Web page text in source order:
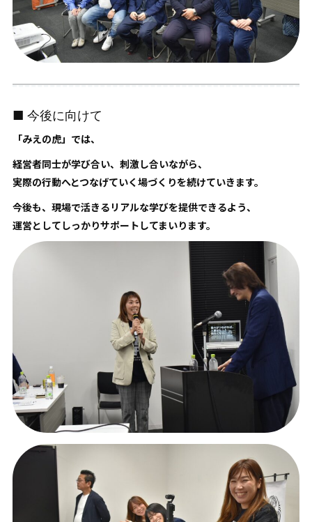
■ 今後に向けて
「みえの虎」では、
経営者同士が学び合い、刺激し合いながら、
実際の行動へとつなげていく場づくりを続けていきます。
今後も、現場で活きるリアルな学びを提供できるよう、
運営としてしっかりサポートしてまいります。